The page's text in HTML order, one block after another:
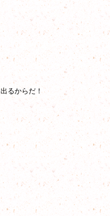
出るからだ！